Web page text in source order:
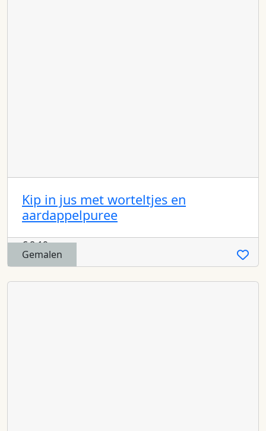
Gemalen
Kip in jus met worteltjes en
aardappelpuree
€8,19